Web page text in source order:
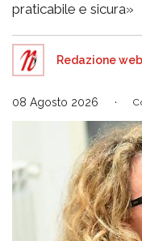
praticabile e sicura»
Redazione web
08 Agosto 2026